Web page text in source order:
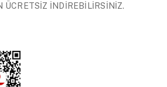
ÜCRETSİZ İNDİREBİLİRSİNİZ.